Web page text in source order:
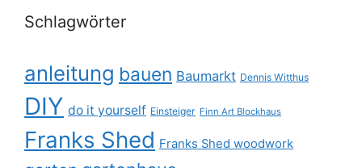
Schlagwörter
anleitung bauen Baumarkt Dennis Witthus
DIY do it yourself Einsteiger Finn Art Blockhaus
Franks Shed Franks Shed woodwork